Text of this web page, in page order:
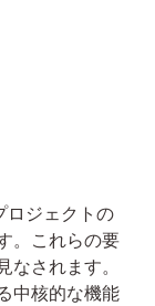
ロジェクトの
。これらの要
されます。
中核的な機能